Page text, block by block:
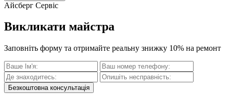
Айсберг Сервіс
Викликати майстра
Заповніть форму та отримайте реальну знижку 10% на ремонт
Безкоштовна консультація